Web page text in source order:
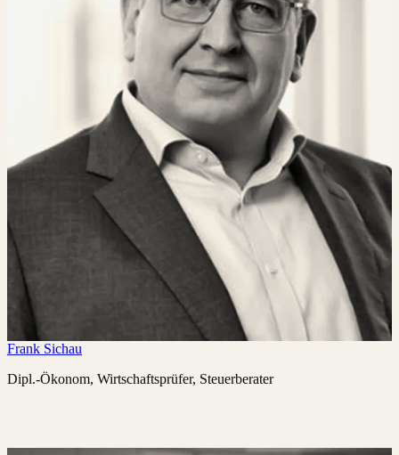
Frank Sichau
Dipl.-Ökonom, Wirtschaftsprüfer, Steuerberater